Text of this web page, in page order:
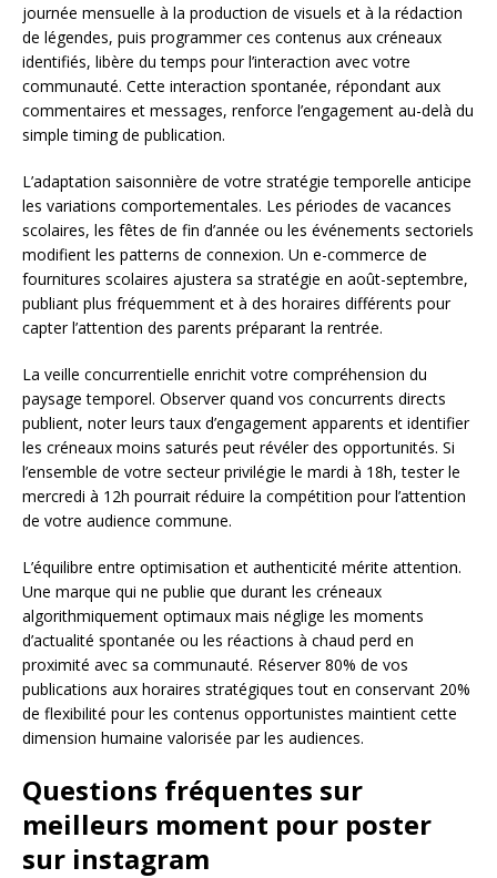
journée mensuelle à la production de visuels et à la rédaction
de légendes, puis programmer ces contenus aux créneaux
identifiés, libère du temps pour l’interaction avec votre
communauté. Cette interaction spontanée, répondant aux
commentaires et messages, renforce l’engagement au-delà du
simple timing de publication.
L’adaptation saisonnière de votre stratégie temporelle anticipe
les variations comportementales. Les périodes de vacances
scolaires, les fêtes de fin d’année ou les événements sectoriels
modifient les patterns de connexion. Un e-commerce de
fournitures scolaires ajustera sa stratégie en août-septembre,
publiant plus fréquemment et à des horaires différents pour
capter l’attention des parents préparant la rentrée.
La veille concurrentielle enrichit votre compréhension du
paysage temporel. Observer quand vos concurrents directs
publient, noter leurs taux d’engagement apparents et identifier
les créneaux moins saturés peut révéler des opportunités. Si
l’ensemble de votre secteur privilégie le mardi à 18h, tester le
mercredi à 12h pourrait réduire la compétition pour l’attention
de votre audience commune.
L’équilibre entre optimisation et authenticité mérite attention.
Une marque qui ne publie que durant les créneaux
algorithmiquement optimaux mais néglige les moments
d’actualité spontanée ou les réactions à chaud perd en
proximité avec sa communauté. Réserver 80% de vos
publications aux horaires stratégiques tout en conservant 20%
de flexibilité pour les contenus opportunistes maintient cette
dimension humaine valorisée par les audiences.
Questions fréquentes sur
meilleurs moment pour poster
sur instagram